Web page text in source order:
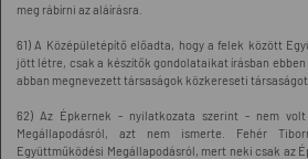
meg rábírni az aláírásra.
61) A Középületépítő előadta, hogy a felek között
jött létre, csak a készítők gondolataikat írásban
abban megnevezett társaságok közkereseti
62) Az Épkernek - nyilatkozata szerint - nem volt
Megállapodásról, azt nem ismerte. Fehér
Együttműködési Megállapodásról, mert neki csak az